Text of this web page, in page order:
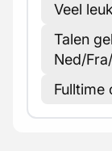
Veel
Talen
Ned/
Fulltime